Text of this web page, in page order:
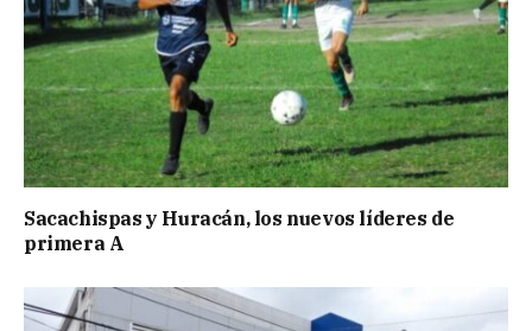
Sacachispas y Huracán, los nuevos líderes de
primera A